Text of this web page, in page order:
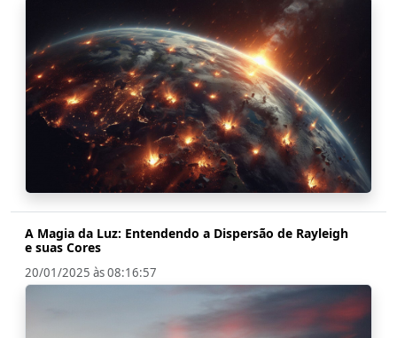
A Magia da Luz: Entendendo a Dispersão de Rayleigh
e suas Cores
20/01/2025 às 08:16:57